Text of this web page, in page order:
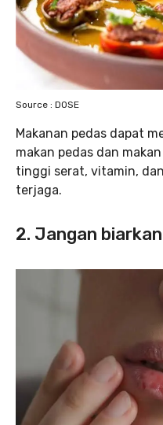
Source : DOSE
Makanan pedas dapat
makan pedas dan
tinggi serat, vitamin,
terjaga.
2. Jangan